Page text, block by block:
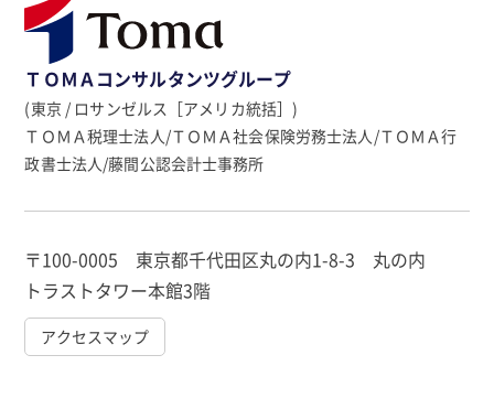
ＴＯＭＡコンサルタンツグループ
(東京 / ロサンゼルス［アメリカ統括］)
ＴＯＭＡ税理士法人/ＴＯＭＡ社会保険労務士法人/ＴＯＭＡ行
政書士法人/藤間公認会計士事務所
〒100-0005 東京都千代田区丸の内1-8-3 丸の内
トラストタワー本館3階
アクセスマップ